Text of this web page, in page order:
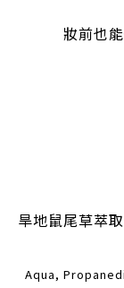
妝前也
旱地鼠尾草萃
Aqua,